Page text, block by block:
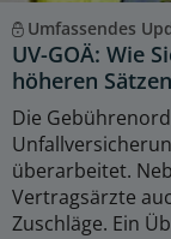
Umfassendes
UV-GOÄ: Wie
höheren
Die
überarbeitet.
Vertragsärzte
Zuschläge. Ein